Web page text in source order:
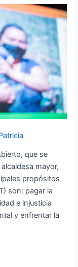
que se
mayor,
propósitos
son: pagar la
e injusticia
y enfrentar la